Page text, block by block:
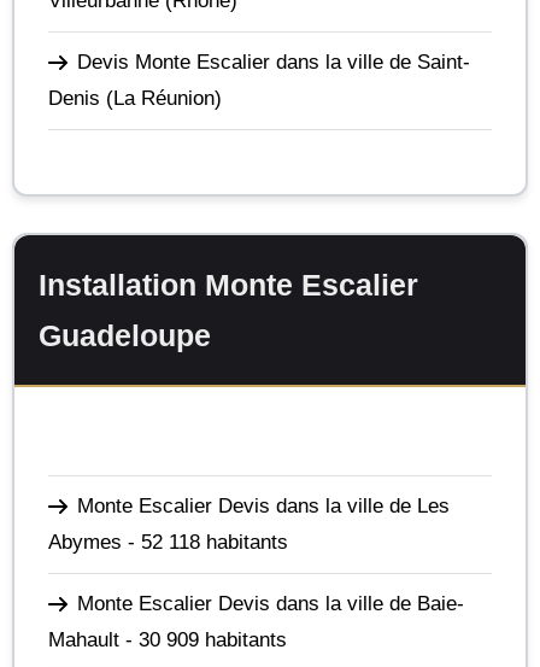
Devis Monte Escalier dans la ville de Saint-
Denis (La Réunion)
Installation Monte Escalier
Guadeloupe
Monte Escalier Devis dans la ville de Les
Abymes - 52 118 habitants
Monte Escalier Devis dans la ville de Baie-
Mahault - 30 909 habitants